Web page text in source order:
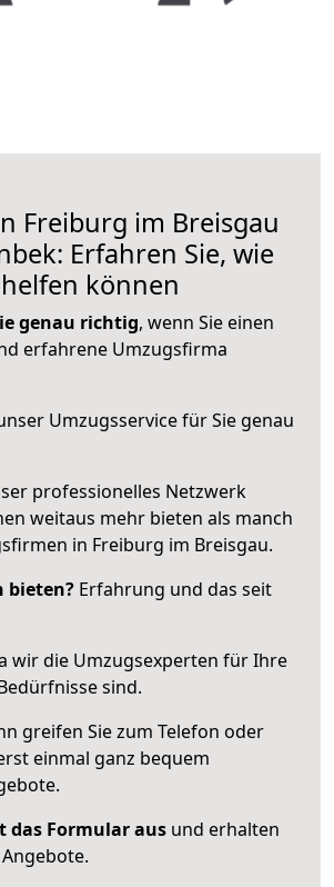
Freiburg im Breisgau
Erfahren Sie, wie
können
genau richtig, wenn Sie einen
erfahrene Umzugsfirma
Umzugsservice für Sie genau
professionelles Netzwerk
weitaus mehr bieten als manch
in Freiburg im Breisgau.
bieten? Erfahrung und das seit
wir die Umzugsexperten für Ihre
sind.
greifen Sie zum Telefon oder
einmal ganz bequem
das Formular aus und erhalten